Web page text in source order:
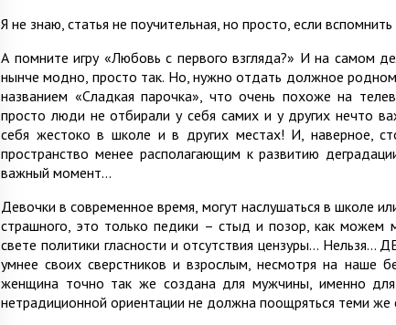
Я не знаю, статья не поучительная, но просто, если
А помните игру «Любовь с первого взгляда?» И на самом
нынче модно, просто так. Но, нужно отдать должное
названием «Сладкая парочка», что очень похоже на
просто люди не отбирали у себя самих и у других нечто
себя жестоко в школе и в других местах! И, наверное,
пространство менее располагающим к развитию
важный момент…
Девочки в современное время, могут наслушаться в школе
страшного, это только педики – стыд и позор, как
свете политики гласности и отсутствия цензуры…
умнее своих сверстников и взрослым, несмотря на
женщина точно так же создана для мужчины, именно
нетрадиционной ориентации не должна поощряться теми